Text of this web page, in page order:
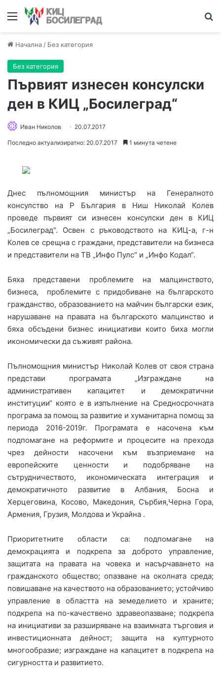
Меню
Начална / Без категория
Без категория
Първият изнесен консулски
ден в КИЦ „Босилеград“
Иван Николов 20.07.2017
Последно актуализиратно: 20.07.2017 1 минута четене
Днес пълномощния министър на Генералното
консулство на Р България в Ниш Николай Колев
проведе първият си изнесен консулски ден в КИЦ
„Босилеград“. Освен с ръководството на КИЦ-а, г-н
Колев се срещна с граждани, представители на бизнеса
и представители на ТВ „Инфо Пулс“ и „Инфо Кодал“.
Бяха представени проблемите на малцинството,
бизнеса, проблемите с придобиване на българското
гражданство, образованието на майчин български език,
нарушаване на правата на българското малцинство и
бяха обсъдени бизнес инициативи които биха могли
икономически да съживят района.
Пълномощния министър Николай Колев от своя страна
представи програмата „Изграждане на
административен капацитет и демократични
институции“ която е в изпълнение на Средносрочната
програма за помощ за развитие и хуманитарна помощ за
периода 2016-2019г. Програмата е насочена към
подпомагане на реформите и процесите на прехода
чрез дейности насочени към възприемане на
европейските ценности и подобряване на
сътрудничеството, икономическата интеграция и
демократичното развитие в Албания, Босна и
Херцеговина, Косово, Македония, Сърбия,Черна Гора,
Армения, Грузия, Молдова и Украйна .
Приоритетните области са: подпомагане на
демокрацията и подкрепа за доброто управление,
защитата на правата на човека и насърчаването на
гражданското общество; опазване на околната среда;
повишаване на качеството на образованието; устойчиво
управление в областта на земеделието и храните;
подкрепа на по-качествено здравеопазване; подкрепа
на инициативи за разширяване на взаимната търговия и
инвестиционната дейност; защита на културното
многообразие; изграждане на капацитет в подкрепа на
сигурността и развитието.